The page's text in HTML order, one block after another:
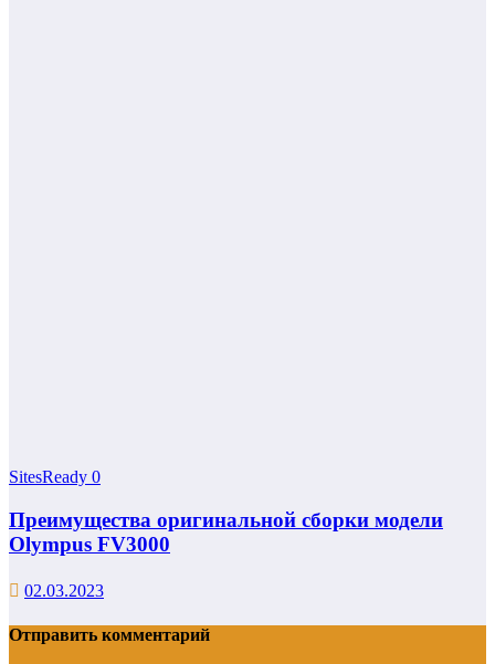
SitesReady 0
Преимущества оригинальной сборки модели
Olympus FV3000
02.03.2023
Отправить комментарий